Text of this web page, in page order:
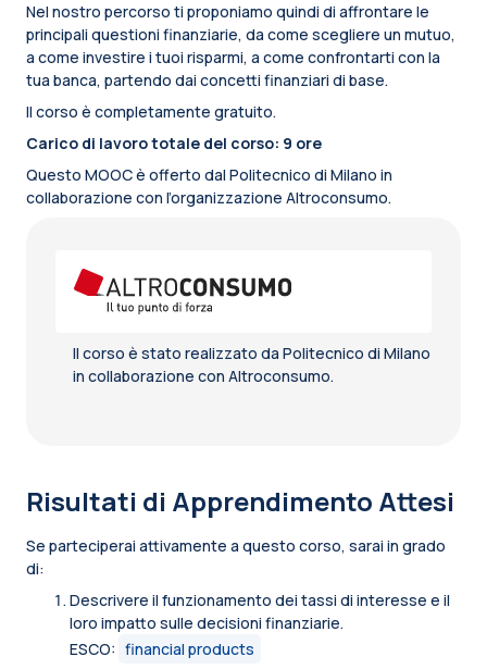
Nel nostro percorso ti proponiamo quindi di affrontare le
principali questioni finanziarie, da come scegliere un mutuo,
a come investire i tuoi risparmi, a come confrontarti con la
tua banca, partendo dai concetti finanziari di base.
Il corso è completamente gratuito.
Carico di lavoro totale del corso: 9 ore
Questo MOOC è offerto dal Politecnico di Milano in
collaborazione con l’organizzazione Altroconsumo.
Il corso è stato realizzato da Politecnico di Milano
in collaborazione con Altroconsumo.
Risultati di Apprendimento Attesi
Se parteciperai attivamente a questo corso, sarai in grado
di:
Descrivere il funzionamento dei tassi di interesse e il
loro impatto sulle decisioni finanziarie.
ESCO: financial products